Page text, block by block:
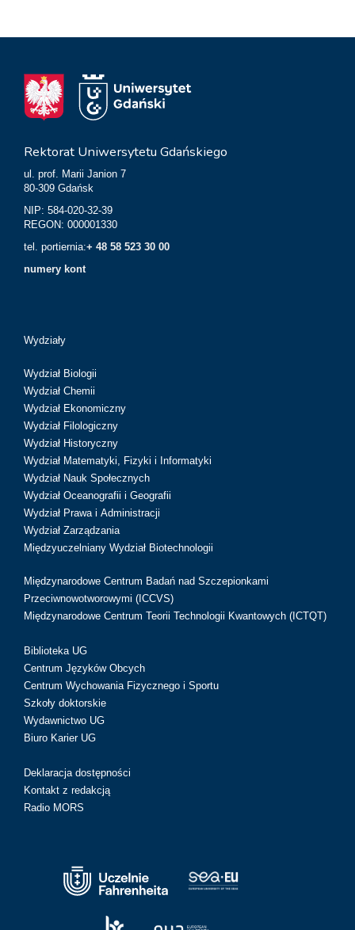
Rektorat Uniwersytetu Gdańskiego
ul. prof. Marii Janion 7
80-309 Gdańsk
NIP: 584-020-32-39
REGON: 000001330
tel. portiernia:+ 48 58 523 30 00
numery kont
Wydziały
Wydział Biologii
Wydział Chemii
Wydział Ekonomiczny
Wydział Filologiczny
Wydział Historyczny
Wydział Matematyki, Fizyki i Informatyki
Wydział Nauk Społecznych
Wydział Oceanografii i Geografii
Wydział Prawa i Administracji
Wydział Zarządzania
Międzyuczelniany Wydział Biotechnologii
Międzynarodowe Centrum Badań nad Szczepionkami
Przeciwnowotworowymi (ICCVS)
Międzynarodowe Centrum Teorii Technologii Kwantowych (ICTQT)
Biblioteka UG
Centrum Języków Obcych
Centrum Wychowania Fizycznego i Sportu
Szkoły doktorskie
Wydawnictwo UG
Biuro Karier UG
Deklaracja dostępności
Kontakt z redakcją
Radio MORS